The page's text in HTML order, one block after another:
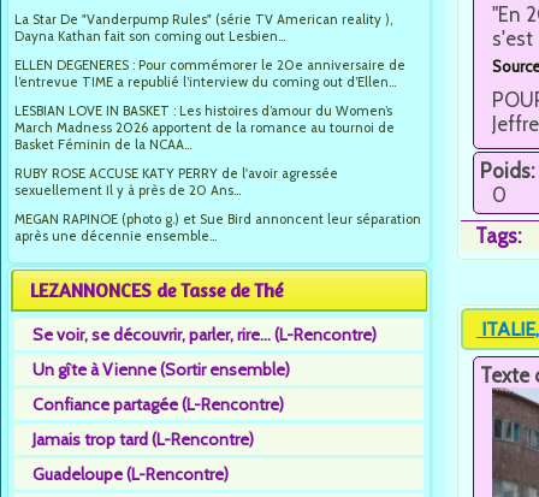
La Star De "Vanderpump Rules" (série TV American reality ),
Dayna Kathan fait son coming out Lesbien...
ELLEN DEGENERES : Pour commémorer le 20e anniversaire de
l’entrevue TIME a republié l’interview du coming out d’Ellen...
LESBIAN LOVE IN BASKET : Les histoires d’amour du Women’s
March Madness 2026 apportent de la romance au tournoi de
Basket Féminin de la NCAA...
RUBY ROSE ACCUSE KATY PERRY de l'avoir agressée
sexuellement Il y à près de 20 Ans...
MEGAN RAPINOE (photo g.) et Sue Bird annoncent leur séparation
après une décennie ensemble...
LEZANNONCES de Tasse de Thé
Se voir, se découvrir, parler, rire... (L-Rencontre)
Un gîte à Vienne (Sortir ensemble)
Confiance partagée (L-Rencontre)
Jamais trop tard (L-Rencontre)
Guadeloupe (L-Rencontre)
"En
s'est
Poids:
0
Tags:
Texte